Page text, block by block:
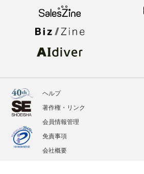
ヘルプ
著作権・リンク
会員情報管理
免責事項
会社概要